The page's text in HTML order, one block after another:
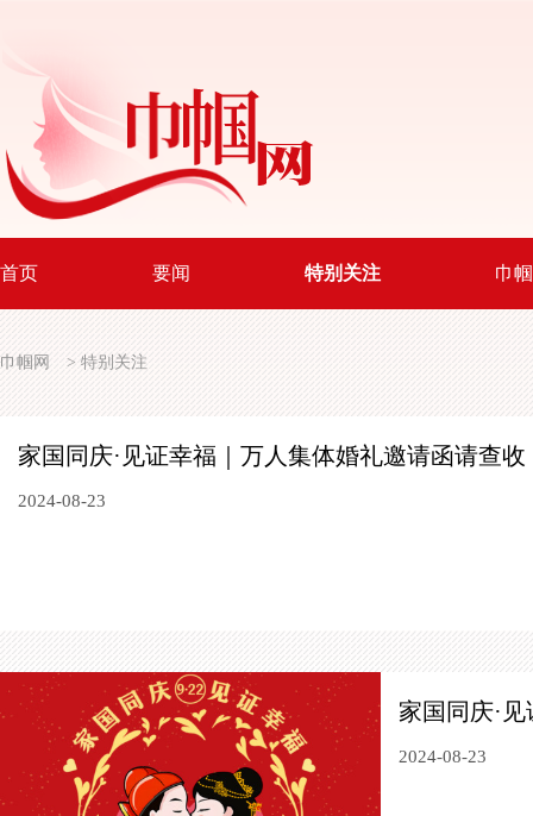
首页 要闻 特别关注 巾
巾帼网 >特别关注
家国同庆·见证幸福｜万人集体婚礼邀请函请查收
2024-08-23
家国同庆·
2024-08-23